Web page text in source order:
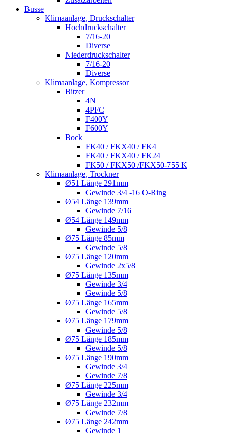
Busse
Klimaanlage, Druckschalter
Hochdruckschalter
7/16-20
Diverse
Niederdruckschalter
7/16-20
Diverse
Klimaanlage, Kompressor
Bitzer
4N
4PFC
F400Y
F600Y
Bock
FK40 / FKX40 / FK4
FK40 / FKX40 / FK24
FK50 / FKX50 /FKX50-755 K
Klimaanlage, Trockner
Ø51 Länge 291mm
Gewinde 3/4 -16 O-Ring
Ø54 Länge 139mm
Gewinde 7/16
Ø54 Länge 149mm
Gewinde 5/8
Ø75 Länge 85mm
Gewinde 5/8
Ø75 Länge 120mm
Gewinde 2x5/8
Ø75 Länge 135mm
Gewinde 3/4
Gewinde 5/8
Ø75 Länge 165mm
Gewinde 5/8
Ø75 Länge 179mm
Gewinde 5/8
Ø75 Länge 185mm
Gewinde 5/8
Ø75 Länge 190mm
Gewinde 3/4
Gewinde 7/8
Ø75 Länge 225mm
Gewinde 3/4
Ø75 Länge 232mm
Gewinde 7/8
Ø75 Länge 242mm
Gewinde 1